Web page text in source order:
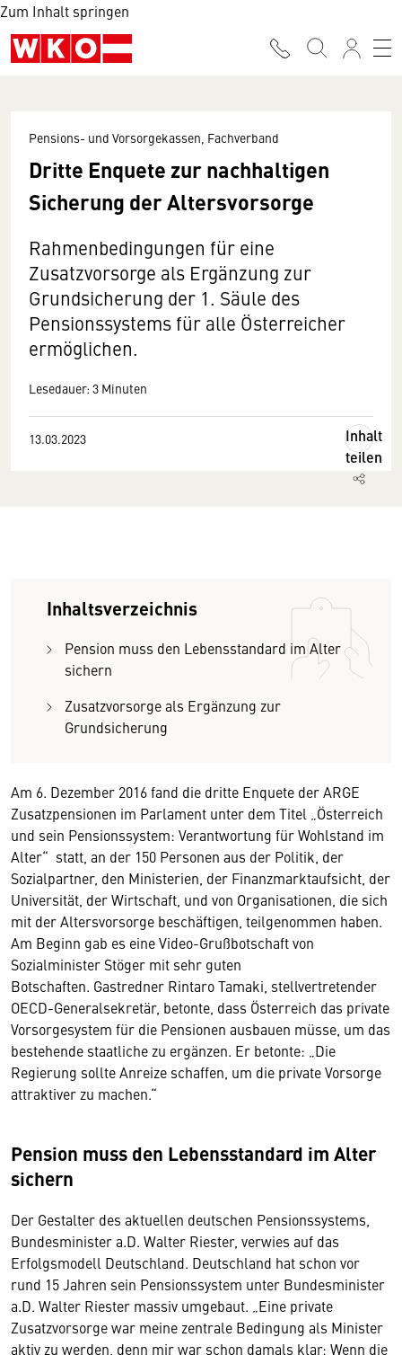
Zum Inhalt springen
Pensions- und Vorsorgekassen, Fachverband
Dritte Enquete zur nachhaltigen
Sicherung der Altersvorsorge
Rahmenbedingungen für eine
Zusatzvorsorge als Ergänzung zur
Grundsicherung der 1. Säule des
Pensionssystems für alle Österreicher
ermöglichen.
Lesedauer: 3 Minuten
13.03.2023
Inhalt
teilen
Inhaltsverzeichnis
Pension muss den Lebensstandard im Alter
sichern
Zusatzvorsorge als Ergänzung zur
Grundsicherung
Am 6. Dezember 2016 fand die dritte Enquete der ARGE
Zusatzpensionen im Parlament unter dem Titel „Österreich
und sein Pensionssystem: Verantwortung für Wohlstand im
Alter“ statt, an der 150 Personen aus der Politik, der
Sozialpartner, den Ministerien, der Finanzmarktaufsicht, der
Universität, der Wirtschaft, und von Organisationen, die sich
mit der Altersvorsorge beschäftigen, teilgenommen haben.
Am Beginn gab es eine Video-Grußbotschaft von
Sozialminister Stöger mit sehr guten
Botschaften. Gastredner Rintaro Tamaki, stellvertretender
OECD-Generalsekretär, betonte, dass Österreich das private
Vorsorgesystem für die Pensionen ausbauen müsse, um das
bestehende staatliche zu ergänzen. Er betonte: „Die
Regierung sollte Anreize schaffen, um die private Vorsorge
attraktiver zu machen.“
Pension muss den Lebensstandard im Alter
sichern
Der Gestalter des aktuellen deutschen Pensionssystems,
Bundesminister a.D. Walter Riester, verwies auf das
Erfolgsmodell Deutschland. Deutschland hat schon vor
rund 15 Jahren sein Pensionssystem unter Bundesminister
a.D. Walter Riester massiv umgebaut. „Eine private
Zusatzvorsorge war meine zentrale Bedingung als Minister
aktiv zu werden, denn mir war schon damals klar: Wenn die